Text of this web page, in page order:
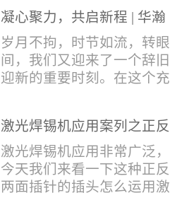
每一枚锡环锡含量标准化，
激光一次性熔融，焊点大
小、锡厚高度统一...
的技术、高效智能的生产优
势与零缺陷的品控标准，我
们的CCS激光焊接机持续斩
获大量订单，近两月产能全
开、排期紧凑，生产线有序
整机调试、性能检测到成品
电，更承载着电压、温度信
号的实时采集，是连接电芯
与BMS电池管理系统的关键
桥梁。而连接这一切的，正
领域十余载，没有华丽的措
辞，只有最朴实的工艺呈
现，为客户解决实实在在的
落地生产难题。决定电池安
全的“微米关卡”随着新能源
凝心聚力，共启新程 | 华瀚
激光年度盛典
岁月不拘，时节如流，转眼
间，我们又迎来了一个辞旧
迎新的重要时刻。在这个充
堂，共同回顾了过去一年的
奋斗与辉煌，分享了成功的
喜悦，并对新的一年充满了
无限憧憬。回望过去，铭记
激光焊锡机应用案列之正反
两面插针焊接
激光焊锡机应用非常广泛，
今天我们来看一下这种正反
两面插针的插头怎么运用激